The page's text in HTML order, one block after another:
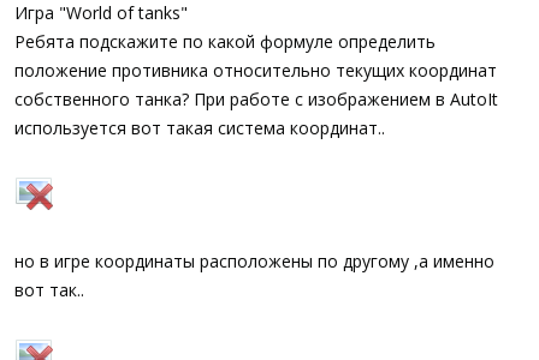
а
Игра "World of tanks"
Ребята подскажите по какой формуле определить
положение противника относительно текущих координат
собственного танка? При работе с изображением в AutoIt
используется вот такая система координат..
но в игре координаты расположены по другому ,а именно
вот так..